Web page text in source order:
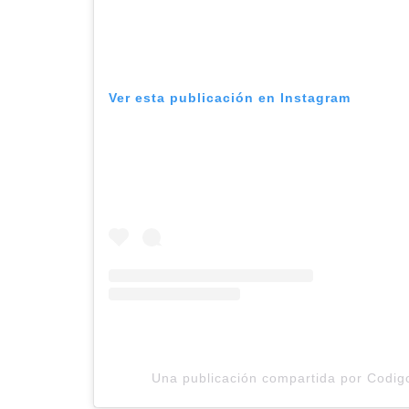
Ver esta publicación en Instagram
Una publicación compartida por